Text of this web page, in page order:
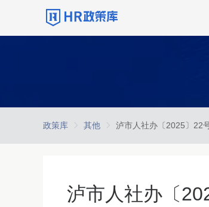
政策库 其他
泸市人社办〔